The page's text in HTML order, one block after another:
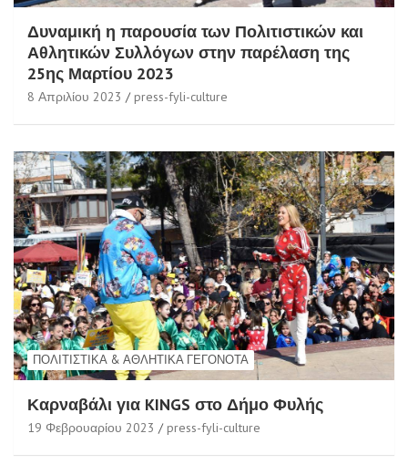
Δυναμική η παρουσία των Πολιτιστικών και
Αθλητικών Συλλόγων στην παρέλαση της
25ης Μαρτίου 2023
8 Απριλίου 2023 press-fyli-culture
ΠΟΛΙΤΙΣΤΙΚΆ & ΑΘΛΗΤΙΚΆ ΓΕΓΟΝΌΤΑ
Καρναβάλι για KINGS στο Δήμο Φυλής
19 Φεβρουαρίου 2023 press-fyli-culture